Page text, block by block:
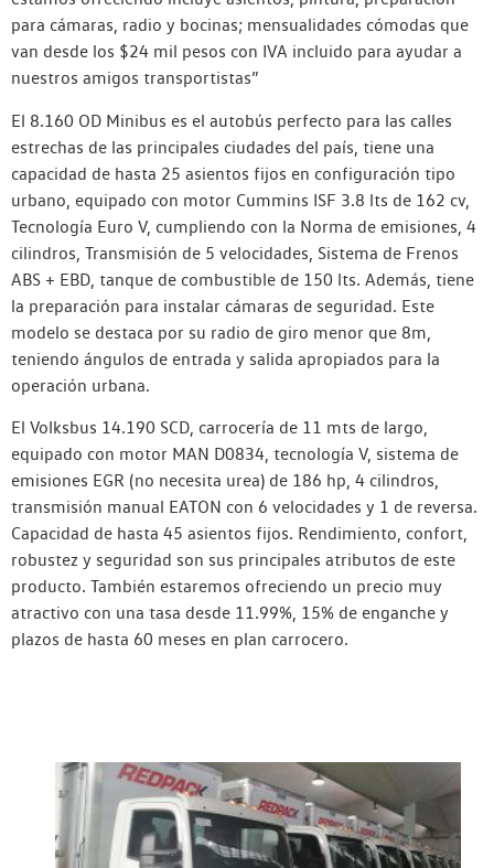
para cámaras, radio y bocinas; mensualidades cómodas que
van desde los $24 mil pesos con IVA incluido para ayudar a
nuestros amigos transportistas”
El 8.160 OD Minibus es el autobús perfecto para las calles
estrechas de las principales ciudades del país, tiene una
capacidad de hasta 25 asientos fijos en configuración tipo
urbano, equipado con motor Cummins ISF 3.8 lts de 162 cv,
Tecnología Euro V, cumpliendo con la Norma de emisiones, 4
cilindros, Transmisión de 5 velocidades, Sistema de Frenos
ABS + EBD, tanque de combustible de 150 lts. Además, tiene
la preparación para instalar cámaras de seguridad. Este
modelo se destaca por su radio de giro menor que 8m,
teniendo ángulos de entrada y salida apropiados para la
operación urbana.
El Volksbus 14.190 SCD, carrocería de 11 mts de largo,
equipado con motor MAN D0834, tecnología V, sistema de
emisiones EGR (no necesita urea) de 186 hp, 4 cilindros,
transmisión manual EATON con 6 velocidades y 1 de reversa.
Capacidad de hasta 45 asientos fijos. Rendimiento, confort,
robustez y seguridad son sus principales atributos de este
producto. También estaremos ofreciendo un precio muy
atractivo con una tasa desde 11.99%, 15% de enganche y
plazos de hasta 60 meses en plan carrocero.